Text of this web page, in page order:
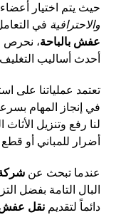
حيث يتم اختيار
والاحترافية في
عفش بالباحة، نحرص
أحدث أساليب
تعتمد عملياتنا على
في إنجاز المهام
لنا رفع وتنزيل
أضرار للمباني أو
عندما تبحث عن
البال التامة بفضل
دائماً لتقديمنقل عفش